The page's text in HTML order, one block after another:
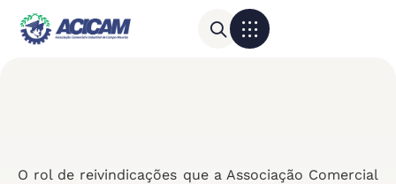
O rol de reivindicações que a Associação Comercial